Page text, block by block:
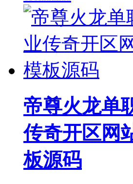
帝尊火龙单
传奇开区网
板源码